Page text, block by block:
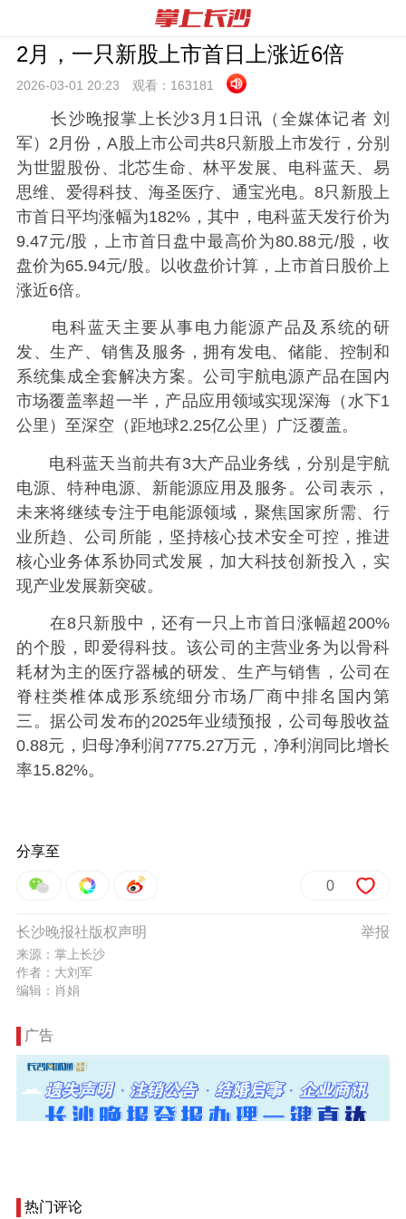
2月，一只新股上市首日上涨近6倍
2026-03-01 20:23 观看： 163181
长沙晚报掌上长沙3月1日讯（全媒体记者 刘
军）2月份，A股上市公司共8只新股上市发行，分别
为世盟股份、北芯生命、林平发展、电科蓝天、易
思维、爱得科技、海圣医疗、通宝光电。8只新股上
市首日平均涨幅为182%，其中，电科蓝天发行价为
9.47元/股，上市首日盘中最高价为80.88元/股，收
盘价为65.94元/股。以收盘价计算，上市首日股价上
涨近6倍。
电科蓝天主要从事电力能源产品及系统的研
发、生产、销售及服务，拥有发电、储能、控制和
系统集成全套解决方案。公司宇航电源产品在国内
市场覆盖率超一半，产品应用领域实现深海（水下1
公里）至深空（距地球2.25亿公里）广泛覆盖。
电科蓝天当前共有3大产品业务线，分别是宇航
电源、特种电源、新能源应用及服务。公司表示，
未来将继续专注于电能源领域，聚焦国家所需、行
业所趋、公司所能，坚持核心技术安全可控，推进
核心业务体系协同式发展，加大科技创新投入，实
现产业发展新突破。
在8只新股中，还有一只上市首日涨幅超200%
的个股，即爱得科技。该公司的主营业务为以骨科
耗材为主的医疗器械的研发、生产与销售，公司在
脊柱类椎体成形系统细分市场厂商中排名国内第
三。据公司发布的2025年业绩预报，公司每股收益
0.88元，归母净利润7775.27万元，净利润同比增长
率15.82%。
分享至
0
举报
长沙晚报社版权声明
来源：掌上长沙
作者：大刘军
编辑：肖娟
广告
热门评论